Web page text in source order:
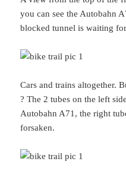
you can see the Autobahn
blocked tunnel is waiting
Cars and trains altogether.
? The 2 tubes on the left
Autobahn A71, the right
forsaken.